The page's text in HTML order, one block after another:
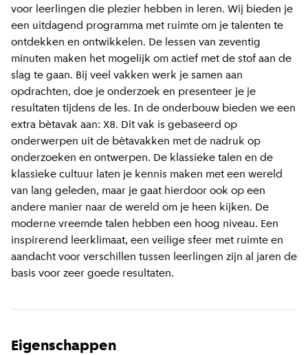
voor leerlingen die plezier hebben in leren. Wij bieden je
een uitdagend programma met ruimte om je talenten te
ontdekken en ontwikkelen. De lessen van zeventig
minuten maken het mogelijk om actief met de stof aan de
slag te gaan. Bij veel vakken werk je samen aan
opdrachten, doe je onderzoek en presenteer je je
resultaten tijdens de les. In de onderbouw bieden we een
extra bètavak aan: X8. Dit vak is gebaseerd op
onderwerpen uit de bètavakken met de nadruk op
onderzoeken en ontwerpen. De klassieke talen en de
klassieke cultuur laten je kennis maken met een wereld
van lang geleden, maar je gaat hierdoor ook op een
andere manier naar de wereld om je heen kijken. De
moderne vreemde talen hebben een hoog niveau. Een
inspirerend leerklimaat, een veilige sfeer met ruimte en
aandacht voor verschillen tussen leerlingen zijn al jaren de
basis voor zeer goede resultaten.
Eigenschappen